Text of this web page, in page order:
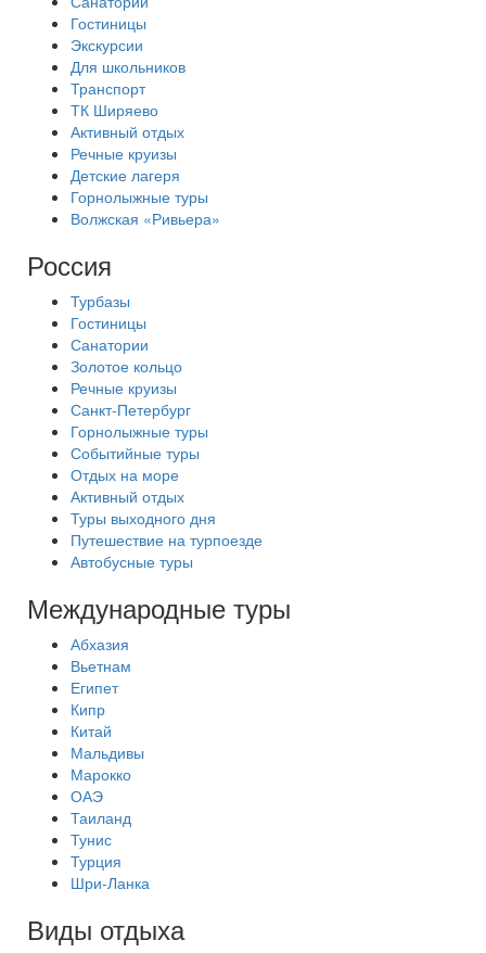
Гостиницы
Экскурсии
Для школьников
Транспорт
ТК Ширяево
Активный отдых
Речные круизы
Детские лагеря
Горнолыжные туры
Волжская «Ривьера»
Россия
Турбазы
Гостиницы
Санатории
Золотое кольцо
Речные круизы
Санкт-Петербург
Горнолыжные туры
Событийные туры
Отдых на море
Активный отдых
Туры выходного дня
Путешествие на турпоезде
Автобусные туры
Международные туры
Абхазия
Вьетнам
Египет
Кипр
Китай
Мальдивы
Марокко
ОАЭ
Таиланд
Тунис
Турция
Шри-Ланка
Виды отдыха